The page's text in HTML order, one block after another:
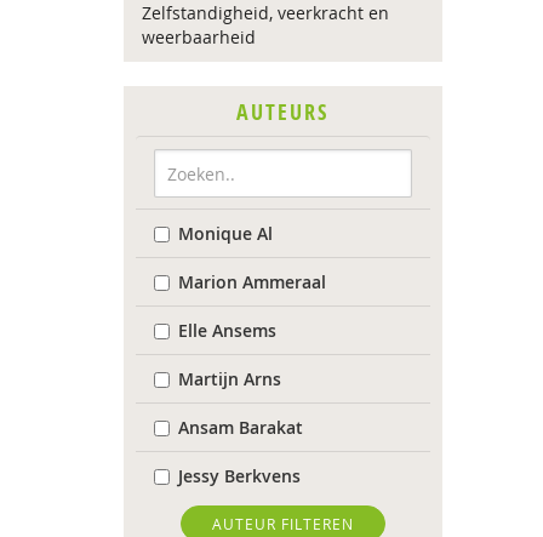
Zelfstandigheid, veerkracht en
weerbaarheid
AUTEURS
Monique Al
Marion Ammeraal
Elle Ansems
Martijn Arns
Ansam Barakat
Jessy Berkvens
Arjan Bolt
AUTEUR FILTEREN